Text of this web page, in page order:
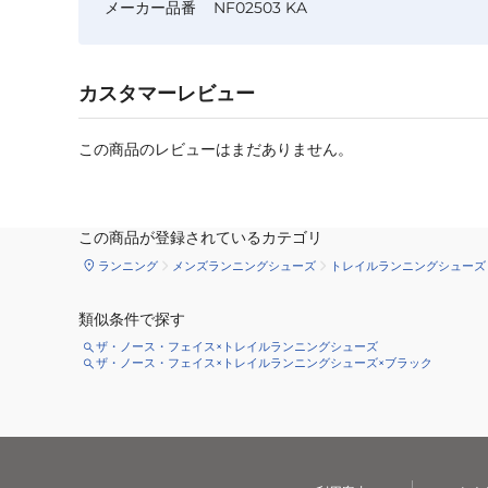
メーカー品番
NF02503 KA
カスタマーレビュー
この商品のレビューはまだありません。
この商品が登録されているカテゴリ
ランニング メンズランニングシューズ トレイルランニングシューズ
類似条件で探す
ザ・ノース・フェイス×トレイルランニングシューズ
ザ・ノース・フェイス×トレイルランニングシューズ×ブラック